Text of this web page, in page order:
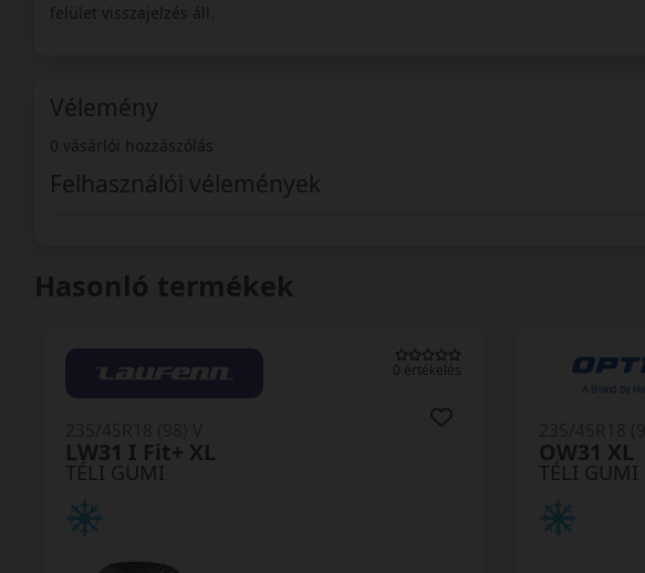
felület visszajelzés áll.
Vélemény
0 vásárlói hozzászólás
Felhasználói vélemények
Hasonló termékek
0 értékelés
TÉLI GUMI
Polaris 6 XL FR
TÉLI GUMI
Winguard